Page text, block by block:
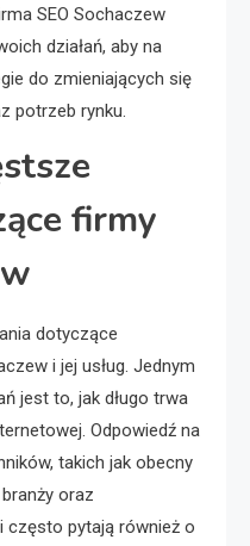
SEO Sochaczew
działań, aby na
do zmieniających się
potrzeb rynku.
firmy
dotyczące
i jej usług. Jednym
jest to, jak długo trwa
Odpowiedź na
takich jak obecny
oraz
często pytają również o